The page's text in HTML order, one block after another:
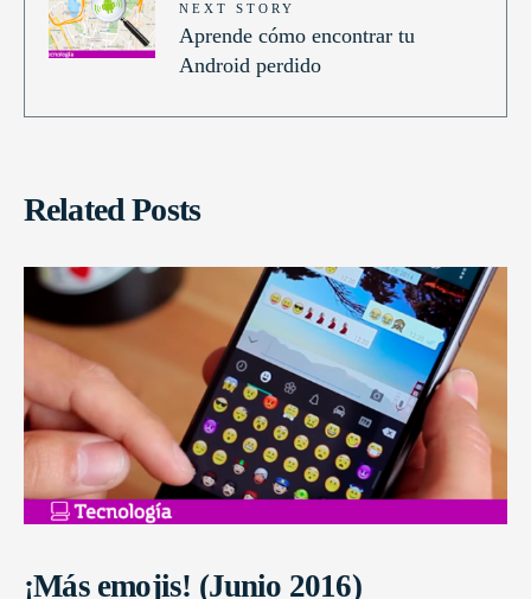
NEXT STORY
Aprende cómo encontrar tu
Android perdido
Related Posts
¡Más emojis! (Junio 2016)